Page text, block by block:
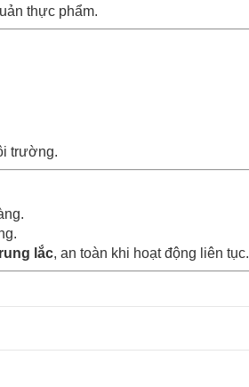
thực phẩm.
trường.
lắc, an toàn khi hoạt động liên tục.